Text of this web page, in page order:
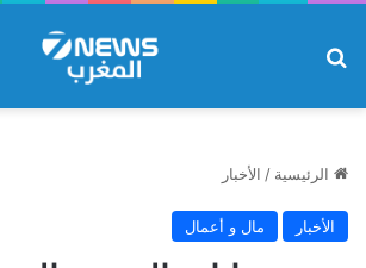
الرئيسية / الأخبار
الأخبار مال و أعمال